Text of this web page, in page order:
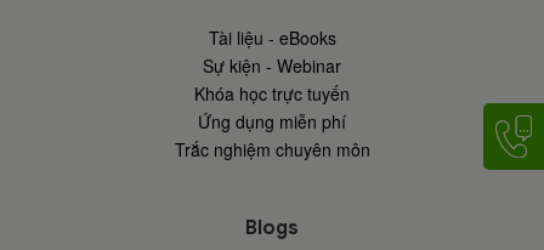
Tài liệu - eBooks
Sự kiện - Webinar
Khóa học trực tuyến
Ứng dụng miễn phí
Trắc nghiệm chuyên môn
Blogs